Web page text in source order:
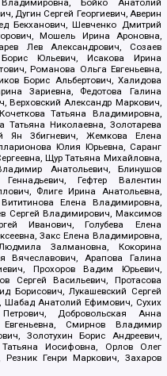
Бойко Анатолий
Дугин Сергей Георгиевич, Аверин
Бекханович, Шевченко Дмитрий
Мошель Ирина Ароновна,
Лев Александрович, Созаев
Юльевич, Исакова Ирина
Романова Ольга Евгеньевна,
Борис Альбертович, Халидова
Зариевна, Федотова Галина
Верховский Александр Маркович,
Татьяна Владимировна,
Татьяна Николаевна, Золотарева
Ян Збигневич, Жемкова Елена
Юлия Юрьевна, Саранг
Щур Татьяна Михайловна,
Анатольевич, Блинушов
Гефтер Валентин
Флиге Ирина Анатольевна,
Елена Владимировна,
Сергей Владимирович, Максимов
Иванович, Голубева Елена
Закс Елена Владимировна,
Залмановна, Кокорина
Вячеславович, Арапова Галина
Прохоров Вадим Юрьевич,
Сергей Васильевич, Протасова
Борисович, Лукашевский Сергей
Шабад Анатолий Ефимович, Сухих
Добровольская Анна
Смирнов Владимир
Золотухин Борис Андреевич,
Иосифовна, Орлов Олег
Генри Маркович, Захаров